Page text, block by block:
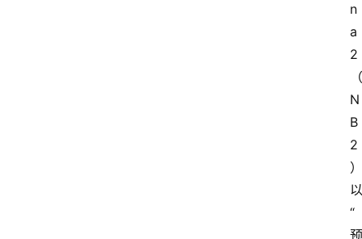
n
a
2
（
N
B
2
）
以
“
预